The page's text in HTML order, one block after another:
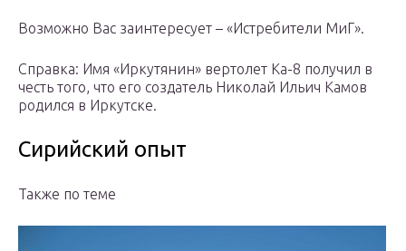
Возможно Вас заинтересует – «Истребители МиГ».
Справка: Имя «Иркутянин» вертолет Ка-8 получил в
честь того, что его создатель Николай Ильич Камов
родился в Иркутске.
Сирийский опыт
Также по теме